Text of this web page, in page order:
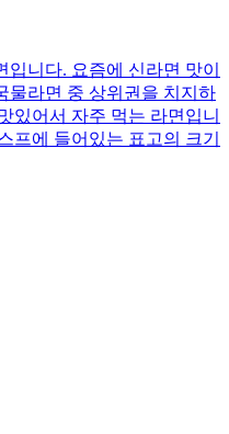
니다. 요즘에 신라면 맛이
물라면 중 상위권을 치지하
있어서 자주 먹는 라면입니
프에 들어있는 표고의 크기